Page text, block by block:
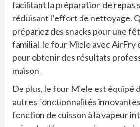
facilitant la préparation de repas
réduisant l’effort de nettoyage.
prépariez des snacks pour une
familial, le four Miele avec AirFry
pour obtenir des résultats
maison.
De plus, le four Miele est équipé
autres fonctionnalités
fonction de cuisson à la vapeur